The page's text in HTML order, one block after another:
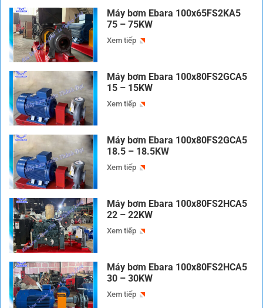
Máy bơm Ebara 100x65FS2KA5
75 – 75KW
Xem tiếp
Máy bơm Ebara 100x80FS2GCA5
15 – 15KW
Xem tiếp
Máy bơm Ebara 100x80FS2GCA5
18.5 – 18.5KW
Xem tiếp
Máy bơm Ebara 100x80FS2HCA5
22 – 22KW
Xem tiếp
Máy bơm Ebara 100x80FS2HCA5
30 – 30KW
Xem tiếp